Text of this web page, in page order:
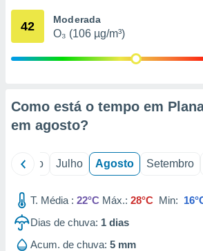
através
1199
42 Moderada
O₃ (106 µg/m³)
Como está o tempo em
em agosto?
Junho Julho Agosto Setembro
T. Média : 22°C Máx.: 28°C Min:
Dias de chuva: 1 dias
Acum. de chuva: 5 mm